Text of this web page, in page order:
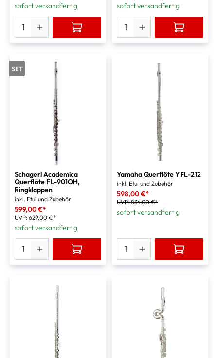
sofort versandfertig sofort versandfertig
SET
Schagerl Academica
Querflöte FL-901OH,
Ringklappen
inkl. Etui und Zubehör
599,00 €*
UVP:629,00 €*
sofort versandfertig
Yamaha Querflöte YFL-212
inkl. Etui und Zubehör
598,00 €*
UVP:834,00 €*
sofort versandfertig